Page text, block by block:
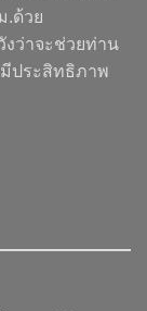
.ด้วย
ว่าจะช่วยท่าน
มีประสิทธิภาพ